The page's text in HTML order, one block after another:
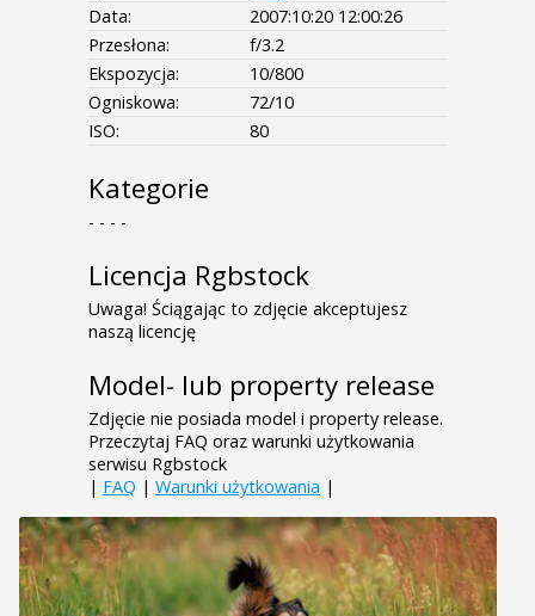
Data:
2007:10:20 12:00:26
Przesłona:
f/3.2
Ekspozycja:
10/800
Ogniskowa:
72/10
ISO:
80
Kategorie
- - - -
Licencja Rgbstock
Uwaga! Ściągając to zdjęcie akceptujesz
naszą licencję
Model- lub property release
Zdjęcie nie posiada model i property release.
Przeczytaj FAQ oraz warunki użytkowania
serwisu Rgbstock
| FAQ | Warunki użytkowania |